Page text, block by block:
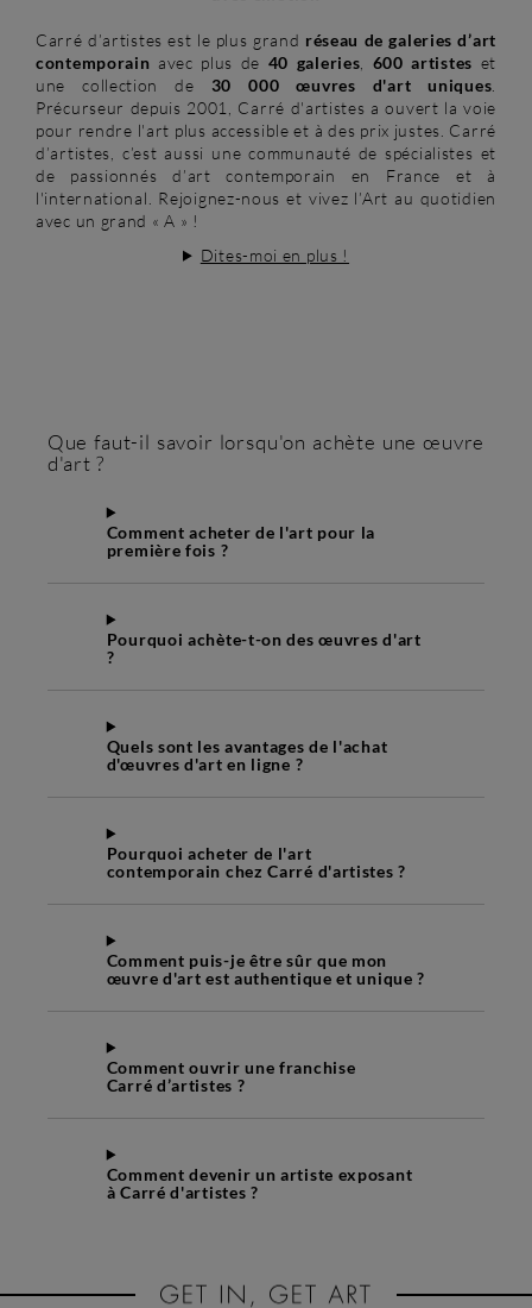
Carré d’artistes est le plus grand réseau de galeries d’art
contemporain avec plus de 40 galeries 600 artistes et
une collection de 30 000 œuvres d'art uniques
Précurseur depuis 2001, Carré d'artistes a ouvert la voie
pour rendre l'art plus accessible et à des prix justes. Carré
d’artistes, c’est aussi une communauté de spécialistes et
de passionnés d’art contemporain en France et à
l'international. Rejoignez-nous et vivez l’Art au quotidien
avec un grand « A » !
Dites-moi en plus !
Que faut-il savoir lorsqu'on achète une œuvre
d'art ?
Comment acheter de l'art pour la
première fois ?
Pourquoi achète-t-on des œuvres d'art
?
Quels sont les avantages de l'achat
d'œuvres d'art en ligne ?
Pourquoi acheter de l'art
contemporain chez Carré d'artistes ?
Comment puis-je être sûr que mon
œuvre d'art est authentique et unique ?
Comment ouvrir une franchise
Carré d’artistes ?
Comment devenir un artiste exposant
à Carré d'artistes ?